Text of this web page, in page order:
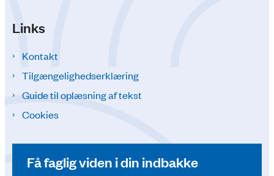
Links
Kontakt
Tilgængelighedserklæring
Guide til oplæsning af tekst
Cookies
Få faglig viden i din indbakke